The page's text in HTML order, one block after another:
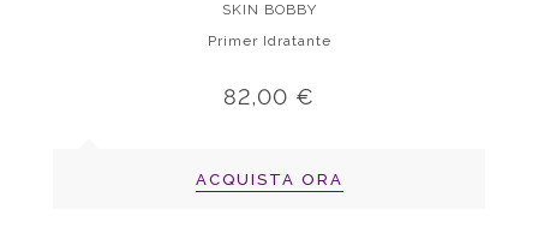
SKIN BOBBY
Primer Idratante
82,00 €
ACQUISTA ORA